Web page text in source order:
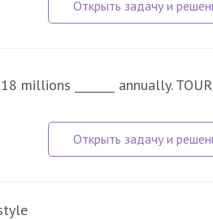
millions _______ annually. TOUR